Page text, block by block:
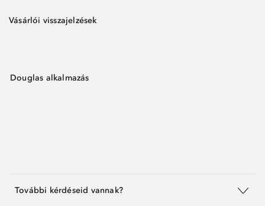
Vásárlói visszajelzések
Douglas alkalmazás
További kérdéseid vannak?